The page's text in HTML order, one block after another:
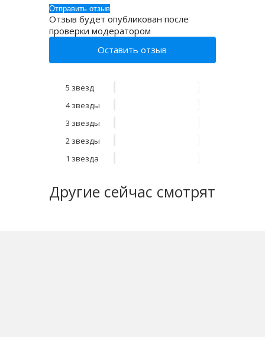
Отзыв будет опубликован после
проверки модератором
Оставить отзыв
5 звезд
4 звезды
3 звезды
2 звезды
1 звезда
Другие сейчас смотрят